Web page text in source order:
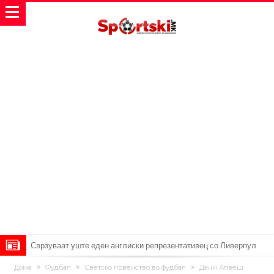
Замена за Влаховиќ: Напаѓачот на Манчестер доаѓа во Јувентус!
УЕФА повторно се заканува со бојкот на турнирите на ФИФА
Дома Фудбал Светско првенство во фудбал
Дани Алвеш